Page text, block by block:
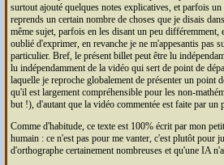
surtout ajouté quelques notes explicatives, et parfois
reprends un certain nombre de choses que je disais
même sujet, parfois en les disant un peu différemment,
oublié d'exprimer, en revanche je ne m'appesantis pas
particulier. Bref, le présent billet peut être lu
lu indépendamment de la vidéo qui sert de point de
laquelle je reproche globalement de présenter un point
qu'il est largement compréhensible pour les non-
but !), d'autant que la vidéo commentée est faite par un
Comme d'habitude, ce texte est 100% écrit par mon
humain : ce n'est pas pour me vanter, c'est plutôt pour
d'orthographe certainement nombreuses et qu'une IA